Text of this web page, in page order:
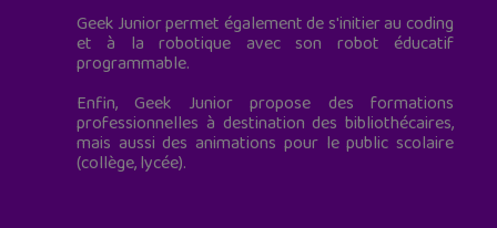
Geek Junior permet également de s'initier au coding
et à la robotique avec son robot éducatif
programmable.
Enfin, Geek Junior propose des formations
professionnelles à destination des bibliothécaires,
mais aussi des animations pour le public scolaire
(collège, lycée).